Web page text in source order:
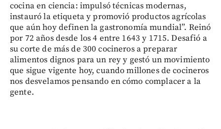
cocina en ciencia: impulsó técnicas modernas,
instauró la etiqueta y promovió productos agrícolas
que aún hoy definen la gastronomía mundial”. Reinó
por 72 años desde los 4 entre 1643 y 1715. Desafió a
su corte de más de 300 cocineros a preparar
alimentos dignos para un rey y gestó un movimiento
que sigue vigente hoy, cuando millones de cocineros
nos desvelamos pensando en cómo complacer a la
gente.